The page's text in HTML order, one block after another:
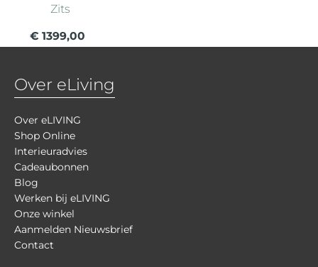
Zits
€ 1399,00
Over eLiving
Over eLIVING
Shop Online
Interieuradvies
Cadeaubonnen
Blog
Werken bij eLIVING
Onze winkel
Aanmelden Nieuwsbrief
Contact